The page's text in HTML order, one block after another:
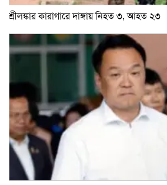
শ্রীলঙ্কার কারাগারে দাঙ্গায় নিহত ৩, আহত ২৩